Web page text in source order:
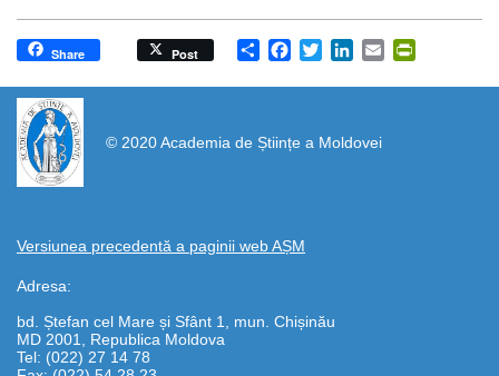
Share
Share Post Facebook
TwitterLinkedIn
Email
© 2020 Academia de Științe a Moldovei
Versiunea precedentă a paginii web AȘM
Adresa:
bd. Ștefan cel Mare și Sfânt 1, mun. Chișinău
MD 2001, Republica Moldova
Tel: (022) 27 14 78
https://propletenie.ru/